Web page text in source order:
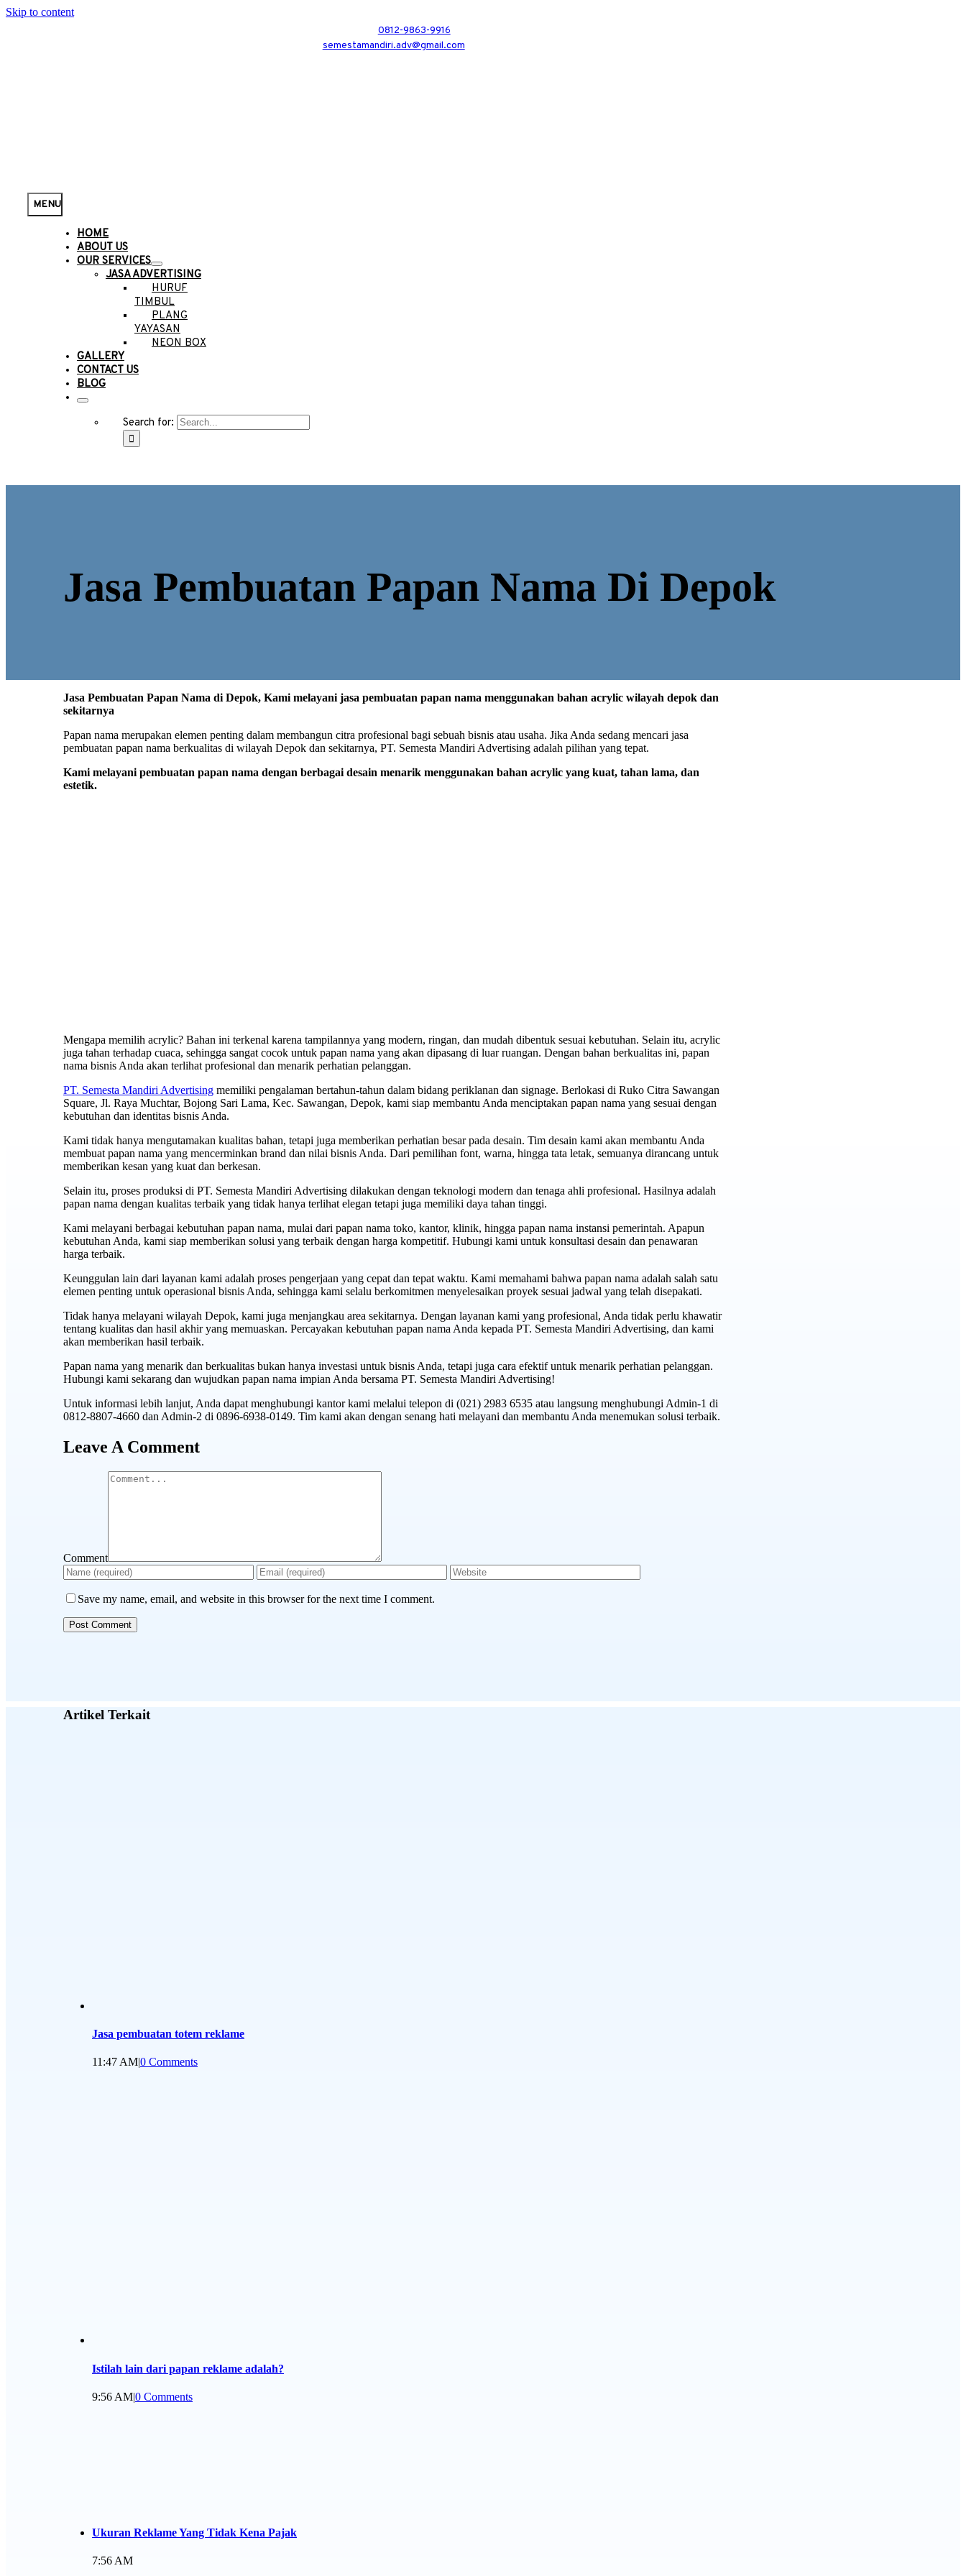
Skip to content
0812-9863-9916
semestamandiri.adv@gmail.com
MENU
HOME
ABOUT US
OUR SERVICES
JASA ADVERTISING
HURUF
TIMBUL
PLANG
YAYASAN
NEON BOX
GALLERY
CONTACT US
BLOG
Search for:
Jasa Pembuatan Papan Nama Di Depok
Jasa Pembuatan Papan Nama di Depok, Kami melayani jasa pembuatan papan nama menggunakan bahan acrylic wilayah depok dan
sekitarnya
Papan nama merupakan elemen penting dalam membangun citra profesional bagi sebuah bisnis atau usaha. Jika Anda sedang mencari jasa
pembuatan papan nama berkualitas di wilayah Depok dan sekitarnya, PT. Semesta Mandiri Advertising adalah pilihan yang tepat.
Kami melayani pembuatan papan nama dengan berbagai desain menarik menggunakan bahan acrylic yang kuat, tahan lama, dan
estetik.
Mengapa memilih acrylic? Bahan ini terkenal karena tampilannya yang modern, ringan, dan mudah dibentuk sesuai kebutuhan. Selain itu, acrylic
juga tahan terhadap cuaca, sehingga sangat cocok untuk papan nama yang akan dipasang di luar ruangan. Dengan bahan berkualitas ini, papan
nama bisnis Anda akan terlihat profesional dan menarik perhatian pelanggan.
PT. Semesta Mandiri Advertising memiliki pengalaman bertahun-tahun dalam bidang periklanan dan signage. Berlokasi di Ruko Citra Sawangan
Square, Jl. Raya Muchtar, Bojong Sari Lama, Kec. Sawangan, Depok, kami siap membantu Anda menciptakan papan nama yang sesuai dengan
kebutuhan dan identitas bisnis Anda.
Kami tidak hanya mengutamakan kualitas bahan, tetapi juga memberikan perhatian besar pada desain. Tim desain kami akan membantu Anda
membuat papan nama yang mencerminkan brand dan nilai bisnis Anda. Dari pemilihan font, warna, hingga tata letak, semuanya dirancang untuk
memberikan kesan yang kuat dan berkesan.
Selain itu, proses produksi di PT. Semesta Mandiri Advertising dilakukan dengan teknologi modern dan tenaga ahli profesional. Hasilnya adalah
papan nama dengan kualitas terbaik yang tidak hanya terlihat elegan tetapi juga memiliki daya tahan tinggi.
Kami melayani berbagai kebutuhan papan nama, mulai dari papan nama toko, kantor, klinik, hingga papan nama instansi pemerintah. Apapun
kebutuhan Anda, kami siap memberikan solusi yang terbaik dengan harga kompetitif. Hubungi kami untuk konsultasi desain dan penawaran
harga terbaik.
Keunggulan lain dari layanan kami adalah proses pengerjaan yang cepat dan tepat waktu. Kami memahami bahwa papan nama adalah salah satu
elemen penting untuk operasional bisnis Anda, sehingga kami selalu berkomitmen menyelesaikan proyek sesuai jadwal yang telah disepakati.
Tidak hanya melayani wilayah Depok, kami juga menjangkau area sekitarnya. Dengan layanan kami yang profesional, Anda tidak perlu khawatir
tentang kualitas dan hasil akhir yang memuaskan. Percayakan kebutuhan papan nama Anda kepada PT. Semesta Mandiri Advertising, dan kami
akan memberikan hasil terbaik.
Papan nama yang menarik dan berkualitas bukan hanya investasi untuk bisnis Anda, tetapi juga cara efektif untuk menarik perhatian pelanggan.
Hubungi kami sekarang dan wujudkan papan nama impian Anda bersama PT. Semesta Mandiri Advertising!
Untuk informasi lebih lanjut, Anda dapat menghubungi kantor kami melalui telepon di (021) 2983 6535 atau langsung menghubungi Admin-1 di
0812-8807-4660 dan Admin-2 di 0896-6938-0149. Tim kami akan dengan senang hati melayani dan membantu Anda menemukan solusi terbaik.
Leave A Comment
Comment
Save my name, email, and website in this browser for the next time I comment.
Artikel Terkait
Jasa pembuatan totem reklame
11:47 AM|0 Comments
Istilah lain dari papan reklame adalah?
9:56 AM|0 Comments
Ukuran Reklame Yang Tidak Kena Pajak
7:56 AM